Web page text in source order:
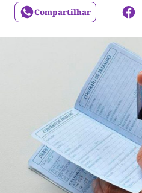
Compartilhar